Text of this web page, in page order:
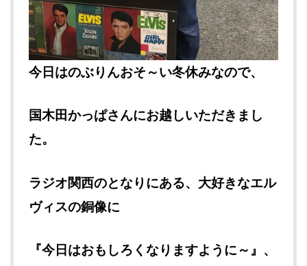
今日はのぶりんおそ～い冬休みなので、
国木田かっぱさんにお越しいただきまし
た。
ラジオ関西のとなりにある、大好きなエル
ヴィスの銅像に
『今日はおもしろくなりますように～』、